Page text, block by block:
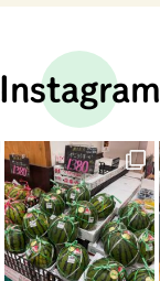
Instagram